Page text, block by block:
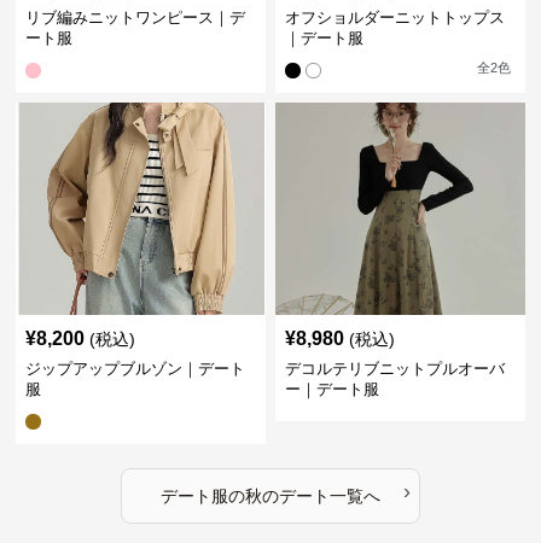
リブ編みニットワンピース｜デ
ート服
オフショルダーニットトップス
｜デート服
全2色
¥8,200 (税込)
ジップアップブルゾン｜デート
服
¥8,980 (税込)
デコルテリブニットプルオーバ
ー｜デート服
デート服の秋のデート一覧へ ›